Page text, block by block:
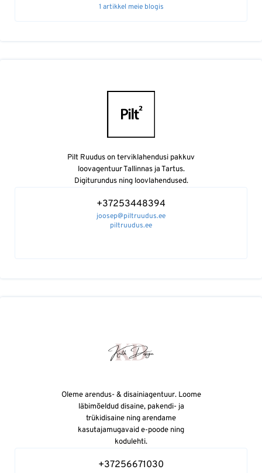
1 artikkel meie blogis
Pilt Ruudus on terviklahendusi pakkuv
loovagentuur Tallinnas ja Tartus.
Digiturundus ning loovlahendused.
+37253448394
joosep@piltruudus.ee
piltruudus.ee
Oleme arendus- & disainiagentuur. Loome
läbimõeldud disaine, pakendi- ja
trükidisaine ning arendame
kasutajamugavaid e-poode ning
kodulehti.
+37256671030